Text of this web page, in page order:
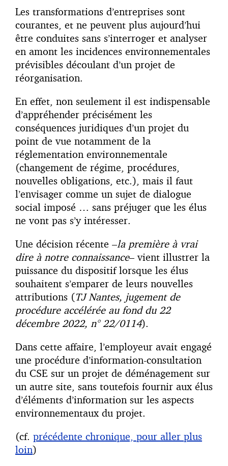
Les transformations d’entreprises sont
courantes, et ne peuvent plus aujourd’hui
être conduites sans s’interroger et analyser
en amont les incidences environnementales
prévisibles découlant d’un projet de
réorganisation.
En effet, non seulement il est indispensable
d’appréhender précisément les
conséquences juridiques d’un projet du
point de vue notamment de la
réglementation environnementale
(changement de régime, procédures,
nouvelles obligations, etc.), mais il faut
l’envisager comme un sujet de dialogue
social imposé … sans préjuger que les élus
ne vont pas s’y intéresser.
Une décision récente –la première à vrai
dire à notre connaissance– vient illustrer la
puissance du dispositif lorsque les élus
souhaitent s’emparer de leurs nouvelles
attributions (TJ Nantes, jugement de
procédure accélérée au fond du 22
décembre 2022, n° 22/0114).
Dans cette affaire, l’employeur avait engagé
une procédure d’information-consultation
du CSE sur un projet de déménagement sur
un autre site, sans toutefois fournir aux élus
d’éléments d’information sur les aspects
environnementaux du projet.
(cf. précédente chronique, pour aller plus
loin)